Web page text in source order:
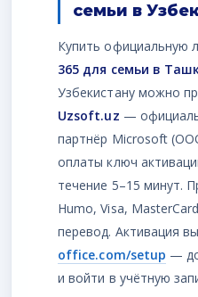
семьи в
Купить официальную
365 для семьи в
Узбекистану можно
Uzsoft.uz —
партнёр Microsoft
оплаты ключ
течение 5–15 минут.
Humo, Visa,
перевод. Активация
office.com/setup —
и войти в учётную